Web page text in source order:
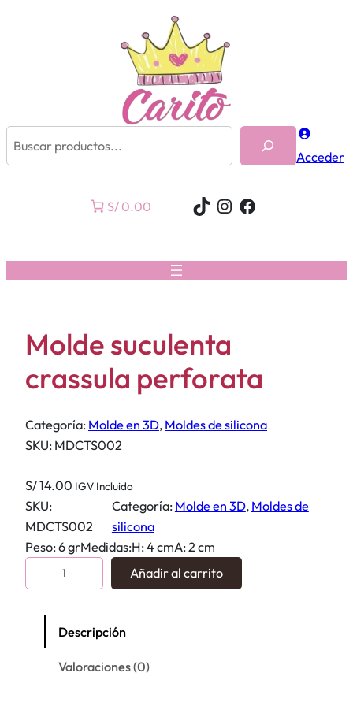
Acceder
S/ 0.00 TikTok
Instagram
Facebook
Molde suculenta
crassula perforata
Categoría: Molde en 3D, Moldes de silicona
SKU: MDCTS002
S/14.00 IGV Incluido
SKU:
MDCTS002
Categoría: Molde en 3D, Moldes de
silicona
Peso: 6 grMedidas:H: 4 cmA: 2 cm
o
Añadir al carrito
Descripción
Valoraciones (0)